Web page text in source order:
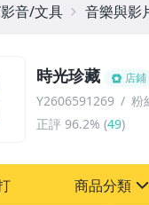
時光珍藏 店鋪
Y2606591269 粉
正評 96.2% (49)
商品分類
音/文具 音樂與影